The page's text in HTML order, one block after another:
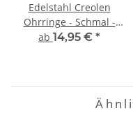
Edelstahl Creolen
Ohrringe - Schmal -
Bunt - 5 Größen
ab 14,95 € *